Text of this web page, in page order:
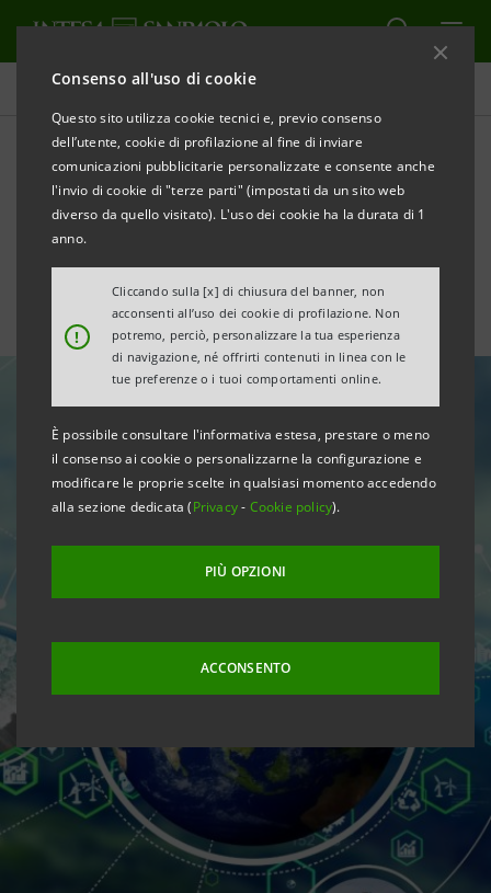
Consenso all'uso di cookie
Questo sito utilizza cookie tecnici e, previo consenso
dell’utente, cookie di profilazione al fine di inviare
comunicazioni pubblicitarie personalizzate e consente anche
l'invio di cookie di "terze parti" (impostati da un sito web
diverso da quello visitato). L'uso dei cookie ha la durata di 1
anno.
!
Cliccando sulla [x] di chiusura del banner, non
acconsenti all’uso dei cookie di profilazione. Non
potremo, perciò, personalizzare la tua esperienza
di navigazione, né offrirti contenuti in linea con le
tue preferenze o i tuoi comportamenti online.
È possibile consultare l'informativa estesa, prestare o meno
il consenso ai cookie o personalizzarne la configurazione e
modificare le proprie scelte in qualsiasi momento accedendo
alla sezione dedicata (Privacy- Cookie policy).
PIÙ OPZIONI
ACCONSENTO
Tutte le news
Imprese Vincenti 2021: ESG
e Sostenibilità